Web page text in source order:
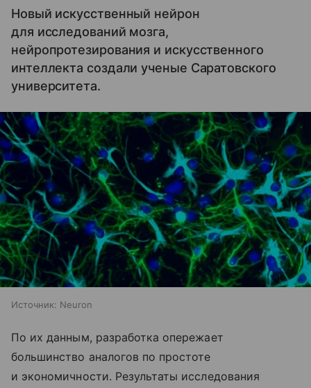
Новый искусственный нейрон
для исследований мозга,
нейропротезирования и искусственного
интеллекта создали ученые Саратовского
университета.
Источник: Neuron
По их данным, разработка опережает
большинство аналогов по простоте
и экономичности. Результаты исследования